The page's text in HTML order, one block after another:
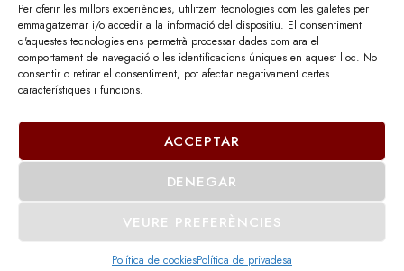
Per oferir les millors experiències, utilitzem tecnologies com les galetes per
emmagatzemar i/o accedir a la informació del dispositiu. El consentiment
d'aquestes tecnologies ens permetrà processar dades com ara el
comportament de navegació o les identificacions úniques en aquest lloc. No
consentir o retirar el consentiment, pot afectar negativament certes
característiques i funcions.
ACCEPTAR
DENEGAR
VEURE PREFERÈNCIES
Política de cookiesPolítica de privadesa
© 2023 - DECOR MOBEL DE PAYRÀ, SL